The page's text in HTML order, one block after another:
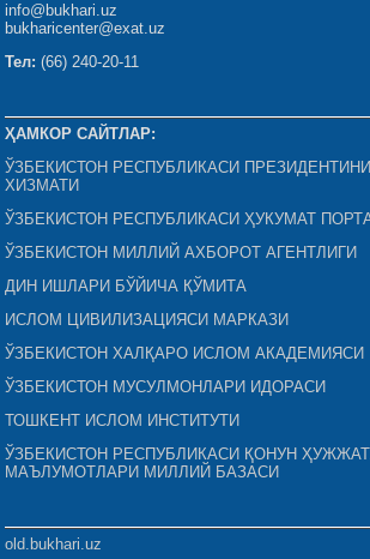
info@bukhari.uz
bukharicenter@exat.uz
Тел: (66) 240-20-11
ҲАМКОР САЙТЛАР:
ЎЗБЕКИСТОН РЕСПУБЛИКАСИ
ХИЗМАТИ
ЎЗБЕКИСТОН РЕСПУБЛИКАСИ ҲУКУМАТ
ЎЗБЕКИСТОН МИЛЛИЙ АХБОРОТ АГЕНТЛИГИ
ДИН ИШЛАРИ БЎЙИЧА ҚЎМИТА
ИСЛОМ ЦИВИЛИЗАЦИЯСИ МАРКАЗИ
ЎЗБЕКИСТОН ХАЛҚАРО ИСЛОМ АКАДЕМИЯСИ
ЎЗБЕКИСТОН МУСУЛМОНЛАРИ ИДОРАСИ
ТОШКЕНТ ИСЛОМ ИНСТИТУТИ
ЎЗБЕКИСТОН РЕСПУБЛИКАСИ ҚОНУН
МАЪЛУМОТЛАРИ МИЛЛИЙ БАЗАСИ
old.bukhari.uz